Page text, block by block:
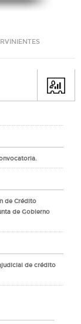
de Crédito
de Gobierno
de crédito
de crédito